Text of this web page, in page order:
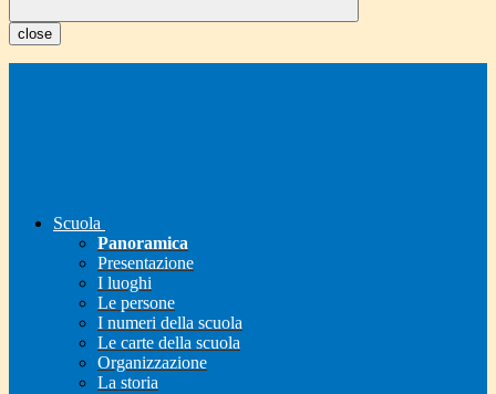
close
Scuola
Panoramica
Presentazione
I luoghi
Le persone
I numeri della scuola
Le carte della scuola
Organizzazione
La storia